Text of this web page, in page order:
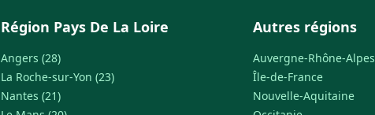
Région Pays De La Loire
Angers (28)
La Roche-sur-Yon (23)
Nantes (21)
Autres régions
Auvergne-Rhône-Alpes
Île-de-France
Nouvelle-Aquitaine